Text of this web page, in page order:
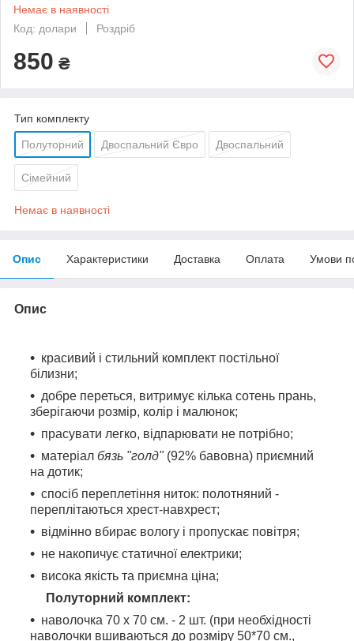
Немає в наявності
Код: долари
Роздріб
850 ₴
Тип комплекту
Полуторний Двоспальний Євро Двоспальний
Сімейний
Немає в наявності
Опис Характеристики Доставка Оплата Умови
Опис
красивий і стильний комплект постільної
білизни;
добре переться, витримує кілька сотень прань,
зберігаючи розмір, колір і малюнок;
прасувати легко, відпарювати не потрібно;
матеріал бязь "голд"(92% бавовна) приємний
на дотик;
спосіб переплетіння ниток: полотняний -
переплітаються хрест-навхрест;
відмінно вбирає вологу і пропускає повітря;
не накопичує статичної електрики;
висока якість та приємна ціна;
Полуторний комплект:
наволочка 70 х 70 см. - 2 шт. (при необхідності
наволочки вшиваються до розміру 50*70 см.,